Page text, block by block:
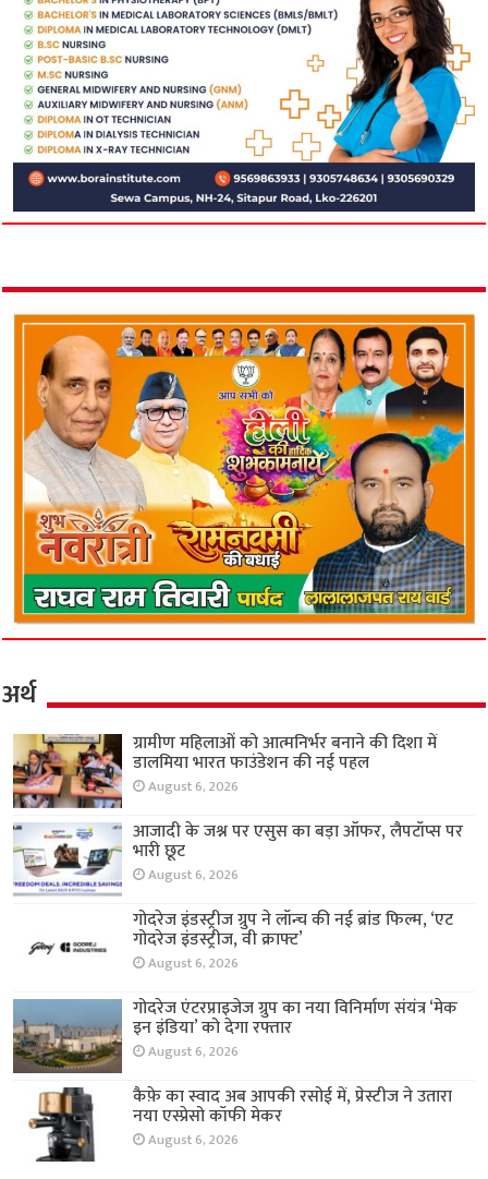
अर्थ
ग्रामीण महिलाओं को आत्मनिर्भर बनाने की दिशा में
डालमिया भारत फाउंडेशन की नई पहल
August 6, 2026
आजादी के जश्न पर एसुस का बड़ा ऑफर, लैपटॉप्स पर
भारी छूट
August 6, 2026
गोदरेज इंडस्ट्रीज ग्रुप ने लॉन्च की नई ब्रांड फिल्म, ‘एट
गोदरेज इंडस्ट्रीज, वी क्राफ्ट’
August 6, 2026
गोदरेज एंटरप्राइजेज ग्रुप का नया विनिर्माण संयंत्र ‘मेक
इन इंडिया’ को देगा रफ्तार
August 6, 2026
कैफ़े का स्वाद अब आपकी रसोई में, प्रेस्टीज ने उतारा
नया एस्प्रेसो कॉफी मेकर
August 6, 2026